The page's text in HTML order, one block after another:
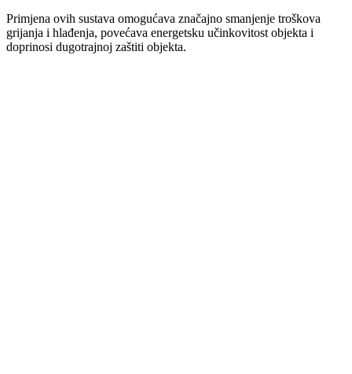
Primjena ovih sustava omogućava značajno smanjenje troškova
grijanja i hlađenja, povećava energetsku učinkovitost objekta i
doprinosi dugotrajnoj zaštiti objekta.